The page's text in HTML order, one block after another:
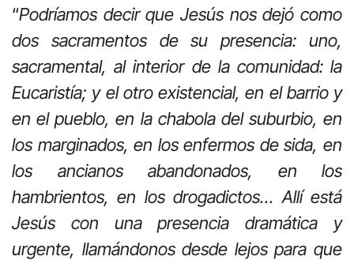
“Podríamos decir que Jesús nos dejó como
dos sacramentos de su presencia: uno,
sacramental, al interior de la comunidad: la
Eucaristía; y el otro existencial, en el barrio y
en el pueblo, en la chabola del suburbio, en
los marginados, en los enfermos de sida, en
los ancianos abandonados, en los
hambrientos, en los drogadictos… Allí está
Jesús con una presencia dramática y
urgente, llamándonos desde lejos para que